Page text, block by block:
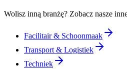
Wolisz inną branżę? Zobacz nasze
Facilitair & Schoonmaak
Transport & Logistiek
Techniek